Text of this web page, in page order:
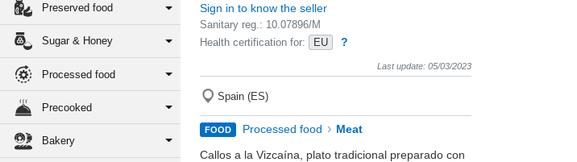
Preserved food
Sugar & Honey
Processed food
Precooked
Bakery
Sign in to know the seller
Sanitary reg.: 10.07896/M
Health certification for:
EU ?
Last update: 05/03/2023
Spain (ES)
FOOD Processed food › Meat
Callos a la Vizcaína, plato tradicional preparado con